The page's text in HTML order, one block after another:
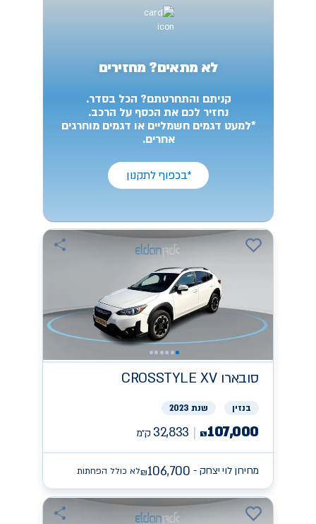
לא מתאים? מחזירים
קניתם והתחרטתם? הכל בסדר.
נחזיר לכם את הכסף על הרכב.
*למעט דגמים חשמליים או דגמים מוחרגים
אחרים.
*בכפוף לתקנון
סובארוCROSSTYLE XV
בנזין שנת 2023
₪107,000
32,833 ק״מ
מחירון לוי יצחק - ₪106,700 לא כולל הפחתות